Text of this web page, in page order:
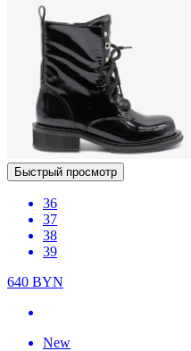
Быстрый просмотр
36
37
38
39
640 BYN
New